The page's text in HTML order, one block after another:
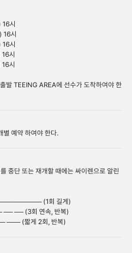
시
16시
시
시
시
발 TEEING AREA에 선수가 도착하여야 한
별 예약 하여야 한다.
중단 또는 재개할 때에는 싸이렌으로 알린
(1회 길게)
── (3회 연속, 반복)
─── (짧게 2회, 반복)